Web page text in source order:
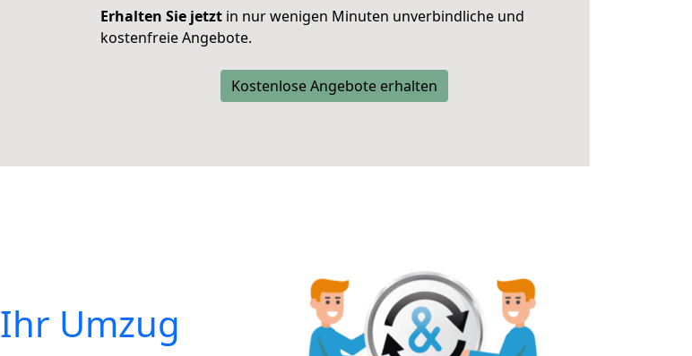
Erhalten Sie jetzt in nur wenigen Minuten unverbindliche und
kostenfreie Angebote.
Kostenlose Angebote erhalten
Ihr Umzug